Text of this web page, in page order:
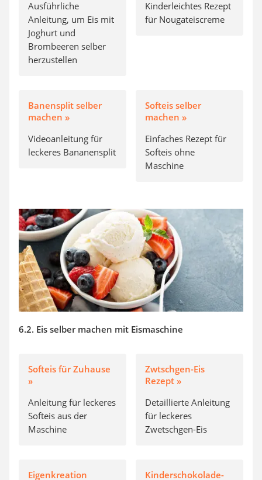
Ausführliche
Anleitung, um Eis mit
Joghurt und
Brombeeren selber
herzustellen
Kinderleichtes Rezept
für Nougateiscreme
Banensplit selber
machen »
Videoanleitung für
leckeres Bananensplit
Softeis selber
machen »
Einfaches Rezept für
Softeis ohne
Maschine
6.2. Eis selber machen mit Eismaschine
Softeis für Zuhause
»
Anleitung für leckeres
Softeis aus der
Maschine
Zwtschgen-Eis
Rezept »
Detaillierte Anleitung
für leckeres
Zwetschgen-Eis
Eigenkreation Kinderschokolade-